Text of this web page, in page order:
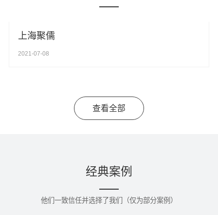
上海聚儒
2021-07-08
查看全部
经典案例
他们一致信任并选择了我们（仅为部分案例）